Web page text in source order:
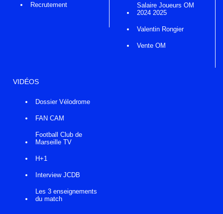
Recrutement
Salaire Joueurs OM
2024 2025
Valentin Rongier
Vente OM
VIDÉOS
Dossier Vélodrome
FAN CAM
Football Club de
Marseille TV
H+1
Interview JCDB
Les 3 enseignements
du match